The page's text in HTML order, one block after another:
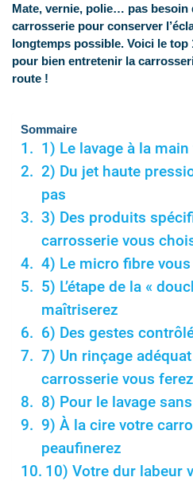
Mate, vernie, polie… pas besoin
carrosserie pour conserver
longtemps possible. Voici le top
pour bien entretenir la
route !
Sommaire
1) Le lavage à la
2) Du jet haute
pas
3) Des produits
carrosserie vous
4) Le micro fibre
5) L’étape de la «
maîtriserez
6) Des gestes
7) Un rinçage
carrosserie vous ferez
8) Pour le lavage
9) À la cire votre
peaufinerez
10) Votre dur labeur